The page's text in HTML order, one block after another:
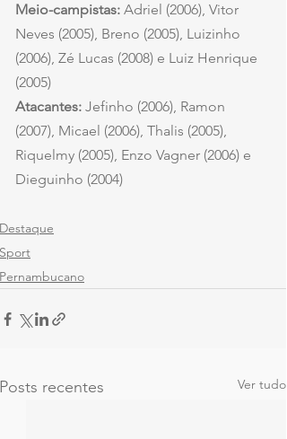
Meio-campistas: Adriel (2006), Vitor
Neves (2005), Breno (2005), Luizinho
(2006), Zé Lucas (2008) e Luiz Henrique
(2005)
Atacantes: Jefinho (2006), Ramon
(2007), Micael (2006), Thalis (2005),
Riquelmy (2005), Enzo Vagner (2006) e
Dieguinho (2004)
Destaque
Sport
Pernambucano
Posts recentes Ver tudo